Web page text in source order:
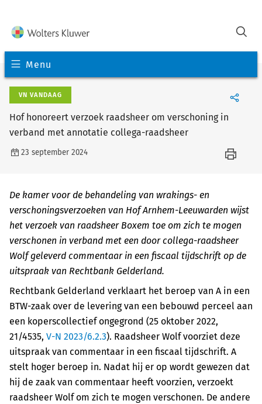
Menu
VN VANDAAG
Hof honoreert verzoek raadsheer om verschoning in
verband met annotatie collega-raadsheer
23 september 2024
De kamer voor de behandeling van wrakings- en
verschoningsverzoeken van Hof Arnhem-Leeuwarden wijst
het verzoek van raadsheer Boxem toe om zich te mogen
verschonen in verband met een door collega-raadsheer
Wolf geleverd commentaar in een fiscaal tijdschrift op de
uitspraak van Rechtbank Gelderland.
Rechtbank Gelderland verklaart het beroep van A in een
BTW-zaak over de levering van een bebouwd perceel aan
een koperscollectief ongegrond (25 oktober 2022,
21/4535, V-N 2023/6.2.3). Raadsheer Wolf voorziet deze
uitspraak van commentaar in een fiscaal tijdschrift. A
stelt hoger beroep in. Nadat hij er op wordt gewezen dat
hij de zaak van commentaar heeft voorzien, verzoekt
raadsheer Wolf om zich te mogen verschonen. De andere